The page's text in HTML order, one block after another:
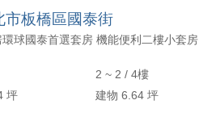
板橋區國泰街
球國泰首選套房 機能便利二樓小套房
2 ~ 2 / 4樓
坪
建物 6.64 坪